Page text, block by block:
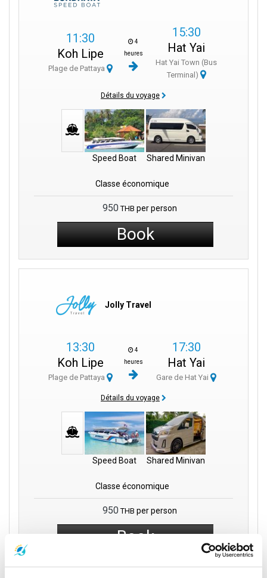
11:30
Koh Lipe
Plage de Pattaya
4
heures
15:30
Hat Yai
Hat Yai Town (Bus
Terminal)
Détails du voyage
Speed Boat Shared Minivan
Classe économique
950 THB per person
Book
Jolly Travel
13:30
Koh Lipe
Plage de Pattaya
4
heures
17:30
Hat Yai
Gare de Hat Yai
Détails du voyage
Speed Boat Shared Minivan
Classe économique
950 THB per person
Book